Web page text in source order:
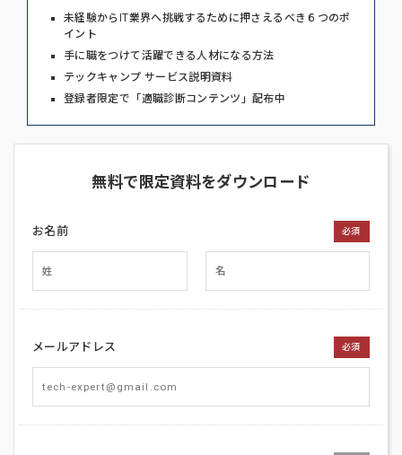
未経験からIT業界へ挑戦するために押さえるべき６つのポ
イント
手に職をつけて活躍できる人材になる方法
テックキャンプ サービス説明資料
登録者限定で「適職診断コンテンツ」配布中
無料で限定資料をダウンロード
お名前 必須
メールアドレス 必須